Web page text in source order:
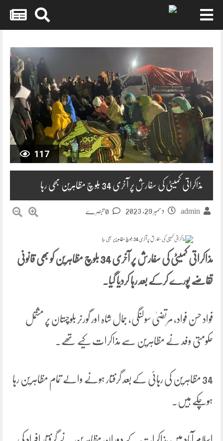
content
117
مذاکراتی کمیٹی کی سفارش پر آخری 34 بلوچ مظاہرین بھی رہا
admin دسمبر 29, 2023
مذاکراتی کمیٹی کی سفارش پر آخری 34 بلوچ مظاہرین کو بھی قانونی
تقاضے پورے کرکے بعد رہا کردیا گیا۔
فواد حسن فواد، مرتضیٰ سولنگی، جمال شاہ اور گورنر بلوچستان پر مشتمل
حکومتی وفد نے مظاہرین سے مذاکرات کیے تھے۔
34 مظاہرین کی رہائی کے بعد گرفتار ہونے والے تمام مظاہرین رہا
ہوچکے ہیں۔